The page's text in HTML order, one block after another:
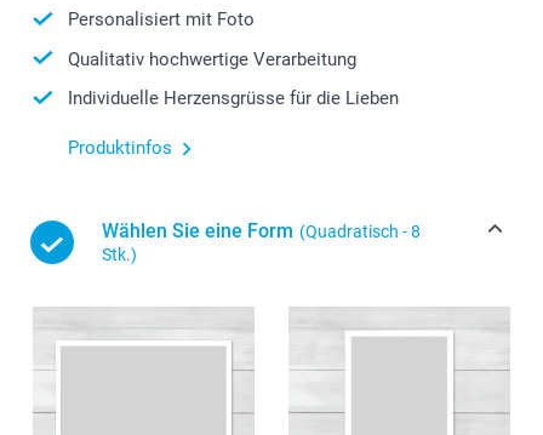
Personalisiert mit Foto
Qualitativ hochwertige Verarbeitung
Individuelle Herzensgrüsse für die Lieben
Produktinfos
Wählen Sie eine Form (Quadratisch - 8
Stk.)